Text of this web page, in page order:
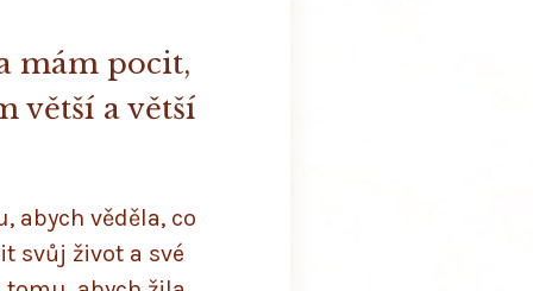
mám pocit,
větší a větší
abych věděla, co
svůj život a své